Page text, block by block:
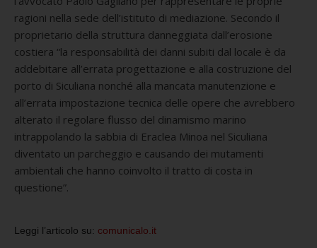
ragioni nella sede dell’istituto di mediazione. Secondo il
proprietario della struttura danneggiata dall’erosione
costiera “la responsabilità dei danni subiti dal locale è da
addebitare all’errata progettazione e alla costruzione del
porto di Siculiana nonché alla mancata manutenzione e
all’errata impostazione tecnica delle opere che avrebbero
alterato il regolare flusso del dinamismo marino
intrappolando la sabbia di Eraclea Minoa nel Siculiana
diventato un parcheggio e causando dei mutamenti
ambientali che hanno coinvolto il tratto di costa in
questione”.
Leggi l’articolo su: comunicalo.it